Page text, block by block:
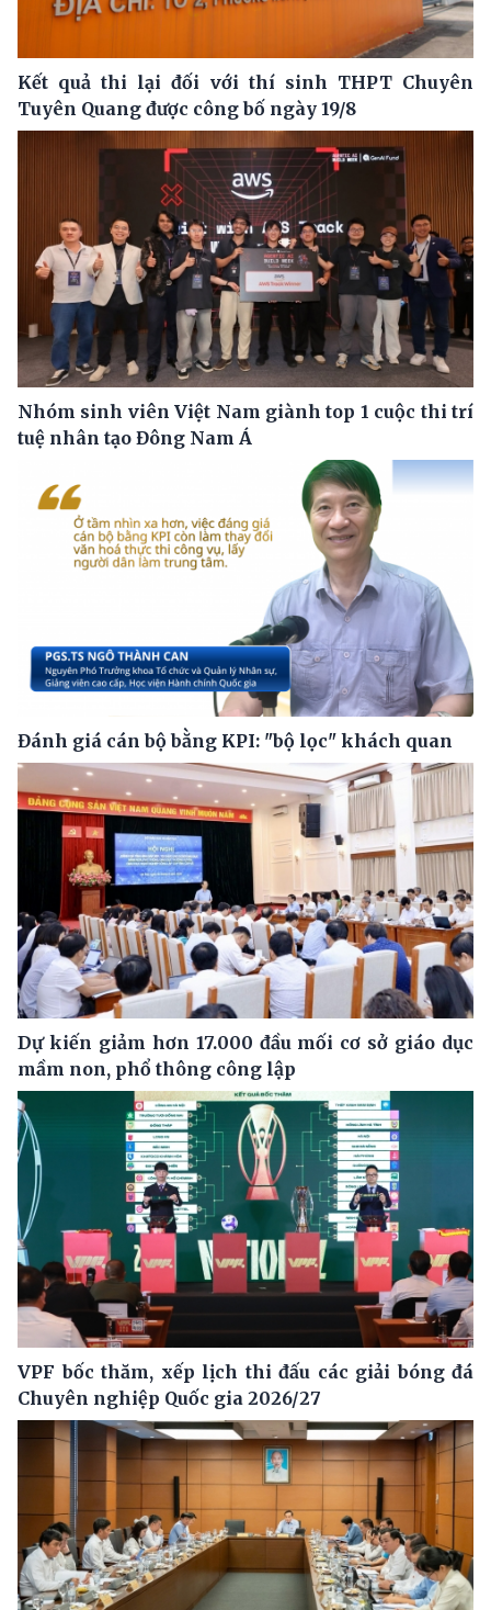
Kết quả thi lại đối với thí sinh THPT Chuyên
Tuyên Quang được công bố ngày 19/8
Nhóm sinh viên Việt Nam giành top 1 cuộc thi trí
tuệ nhân tạo Đông Nam Á
Đánh giá cán bộ bằng KPI: "bộ lọc" khách quan
Dự kiến giảm hơn 17.000 đầu mối cơ sở giáo dục
mầm non, phổ thông công lập
VPF bốc thăm, xếp lịch thi đấu các giải bóng đá
Chuyên nghiệp Quốc gia 2026/27